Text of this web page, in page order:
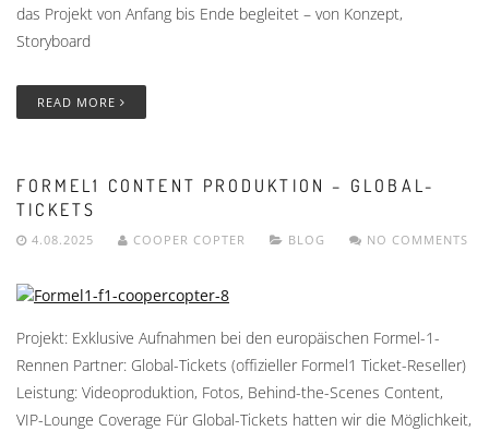
das Projekt von Anfang bis Ende begleitet – von Konzept,
Storyboard
READ MORE
FORMEL1 CONTENT PRODUKTION – GLOBAL-
TICKETS
4.08.2025 COOPER COPTER BLOG NO COMMENTS
Projekt: Exklusive Aufnahmen bei den europäischen Formel-1-
Rennen Partner: Global-Tickets (offizieller Formel1 Ticket-Reseller)
Leistung: Videoproduktion, Fotos, Behind-the-Scenes Content,
VIP-Lounge Coverage Für Global-Tickets hatten wir die Möglichkeit,